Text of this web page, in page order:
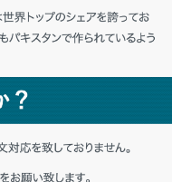
を買えた。最